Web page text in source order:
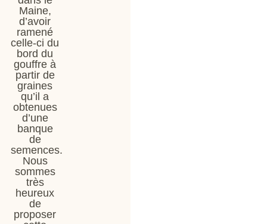
Maine,
d’avoir
ramené
celle-ci du
bord du
gouffre à
partir de
graines
qu’il a
obtenues
d’une
banque
de
semences.
Nous
sommes
très
heureux
de
proposer